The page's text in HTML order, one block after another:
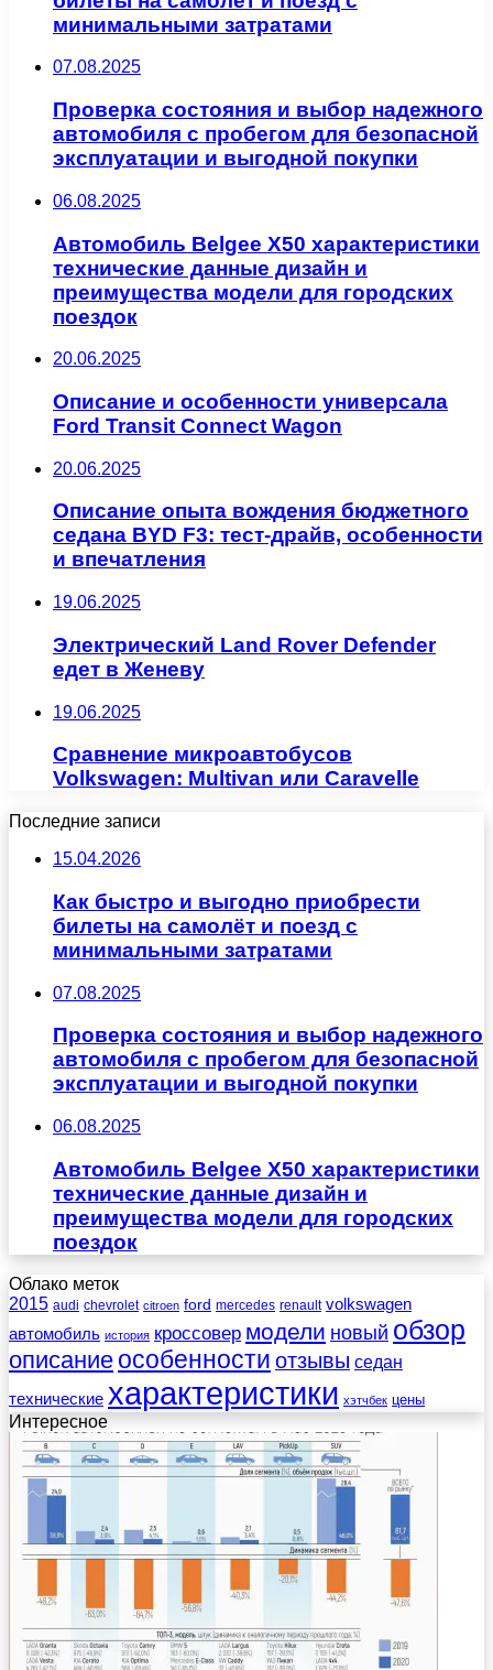
минимальными затратами
07.08.2025
Проверка состояния и выбор надежного
автомобиля с пробегом для безопасной
эксплуатации и выгодной покупки
06.08.2025
Автомобиль Belgee X50 характеристики
технические данные дизайн и
преимущества модели для городских
поездок
20.06.2025
Описание и особенности универсала
Ford Transit Connect Wagon
20.06.2025
Описание опыта вождения бюджетного
седана BYD F3: тест-драйв, особенности
и впечатления
19.06.2025
Электрический Land Rover Defender
едет в Женеву
19.06.2025
Сравнение микроавтобусов
Volkswagen: Multivan или Caravelle
Последние записи
15.04.2026
Как быстро и выгодно приобрести
билеты на самолёт и поезд с
минимальными затратами
07.08.2025
Проверка состояния и выбор надежного
автомобиля с пробегом для безопасной
эксплуатации и выгодной покупки
06.08.2025
Автомобиль Belgee X50 характеристики
технические данные дизайн и
преимущества модели для городских
поездок
Облако меток
2015 audi chevrolet citroen ford mercedes renault volkswagen
автомобиль история кроссовер модели новый обзор
описание особенности отзывы седан
технические характеристики хэтчбек цены
Интересное